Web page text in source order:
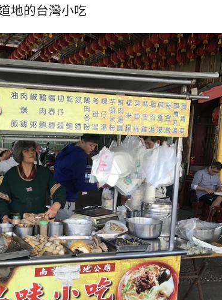
地的台灣小吃